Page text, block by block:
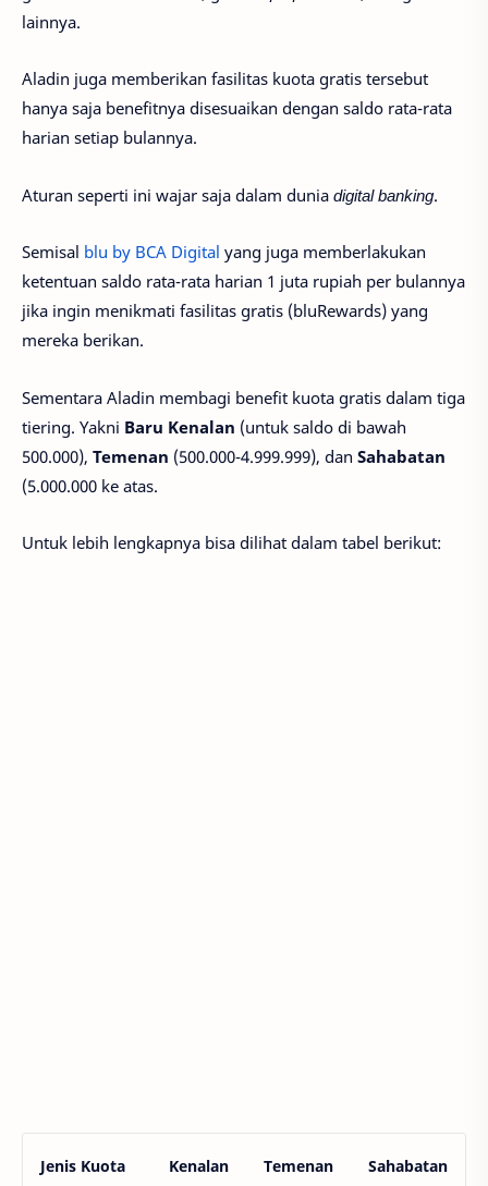
lainnya.
Aladin juga memberikan fasilitas kuota gratis tersebut
hanya saja benefitnya disesuaikan dengan saldo rata-rata
harian setiap bulannya.
Aturan seperti ini wajar saja dalam dunia digital banking.
Semisal blu by BCA Digital yang juga memberlakukan
ketentuan saldo rata-rata harian 1 juta rupiah per bulannya
jika ingin menikmati fasilitas gratis (bluRewards) yang
mereka berikan.
Sementara Aladin membagi benefit kuota gratis dalam tiga
tiering. Yakni Baru Kenalan (untuk saldo di bawah
500.000), Temenan (500.000-4.999.999), dan Sahabatan
(5.000.000 ke atas.
Untuk lebih lengkapnya bisa dilihat dalam tabel berikut:
Jenis Kuota Kenalan Temenan Sahabatan